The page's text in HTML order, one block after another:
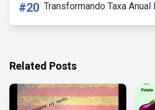
#20 Transformando Taxa Anual
Related Posts